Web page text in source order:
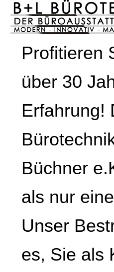
Profitieren
über 30
Erfahrung!
Büchner
als nur
Unser
es, Sie als